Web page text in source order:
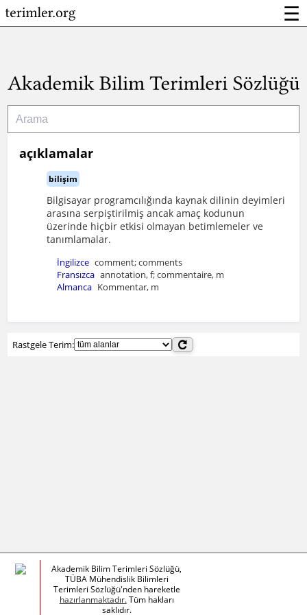
☰
açıklamalar
bilişim
Bilgisayar programcılığında kaynak dilinin deyimleri
arasına serpiştirilmiş ancak amaç kodunun
üzerinde hiçbir etkisi olmayan betimlemeler ve
tanımlamalar.
İngilizce comment; comments
Fransızca annotation, f; commentaire, m
Almanca Kommentar, m
Rastgele Terim:
Akademik Bilim Terimleri Sözlüğü,
TÜBA Mühendislik Bilimleri
Terimleri Sözlüğü'nden hareketle
hazırlanmaktadır.Tüm hakları
saklıdır.